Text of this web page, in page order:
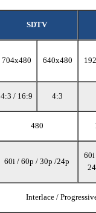
SDTV
704x480 640x480
4:3 / 16:9 4:3
480
60i / 60p / 30p /24p
60i
Interlace /